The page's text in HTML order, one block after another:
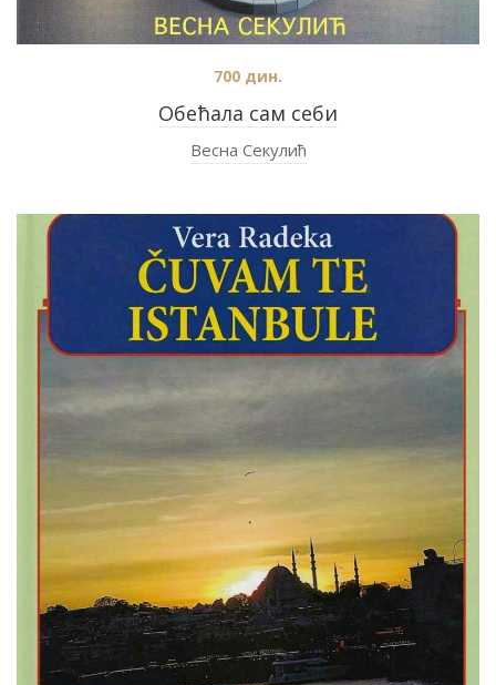
Обећала сам себи
700 дин.
Весна Секулић